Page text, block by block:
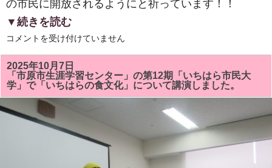
の市民に開放されるようにと祈っています！！
▼続きを読む
市
市
「五
井
会
館
一
般
市
コメントを受け付けていません
2025年10月7日
「市原市生涯学習センター」の第12期「いちはら市民大
学」で「いちはらの食文化」について講演しました。